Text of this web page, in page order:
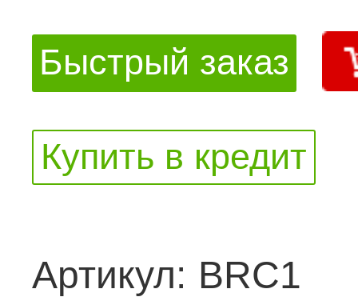
Быстрый заказ
Купить в кредит
Артикул: BRC1